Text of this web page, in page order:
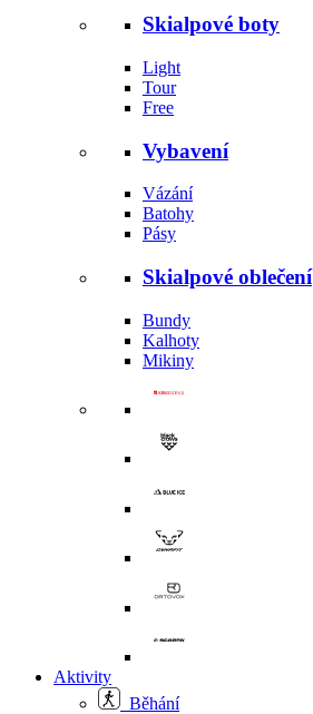
Skialpové boty
Light
Tour
Free
Vybavení
Vázání
Batohy
Pásy
Skialpové oblečení
Bundy
Kalhoty
Mikiny
Aktivity
Běhání